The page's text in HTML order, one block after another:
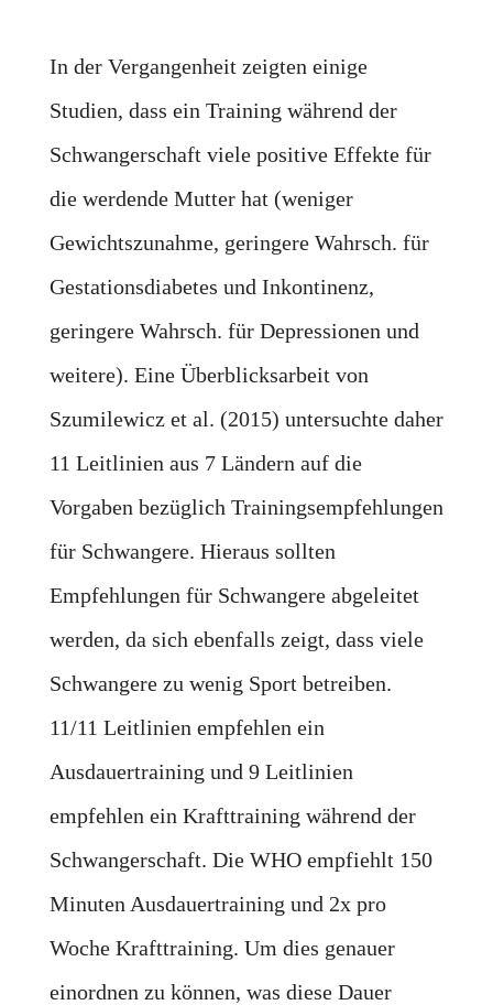
In der Vergangenheit zeigten einige
Studien, dass ein Training während der
Schwangerschaft viele positive Effekte für
die werdende Mutter hat (weniger
Gewichtszunahme, geringere Wahrsch. für
Gestationsdiabetes und Inkontinenz,
geringere Wahrsch. für Depressionen und
weitere). Eine Überblicksarbeit von
Szumilewicz et al. (2015) untersuchte daher
11 Leitlinien aus 7 Ländern auf die
Vorgaben bezüglich Trainingsempfehlungen
für Schwangere. Hieraus sollten
Empfehlungen für Schwangere abgeleitet
werden, da sich ebenfalls zeigt, dass viele
Schwangere zu wenig Sport betreiben.
11/11 Leitlinien empfehlen ein
Ausdauertraining und 9 Leitlinien
empfehlen ein Krafttraining während der
Schwangerschaft. Die WHO empfiehlt 150
Minuten Ausdauertraining und 2x pro
Woche Krafttraining. Um dies genauer
einordnen zu können, was diese Dauer